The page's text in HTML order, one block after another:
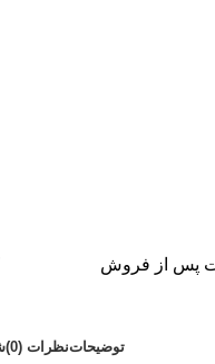
توضیحاتنظرات (0)